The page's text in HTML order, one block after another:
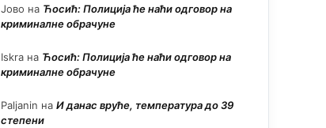
Јово на Ћосић: Полиција ће наћи одговор на
криминалне обрачуне
Iskra на Ћосић: Полиција ће наћи одговор на
криминалне обрачуне
Paljanin на И данас вруће, температура до 39
степени